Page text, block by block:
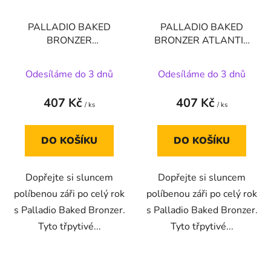
PALLADIO BAKED
BRONZER
Odesíláme do 3 dnů
407 Kč / ks
DO KOŠÍKU
Dopřejte si sluncem
políbenou záři po celý rok
s Palladio Baked Bronzer.
Tyto třpytivé...
PALLADIO BAKED
BRONZER ATLANTIC
Odesíláme do 3 dnů
407 Kč / ks
DO KOŠÍKU
Dopřejte si sluncem
políbenou záři po celý rok
s Palladio Baked Bronzer.
Tyto třpytivé...